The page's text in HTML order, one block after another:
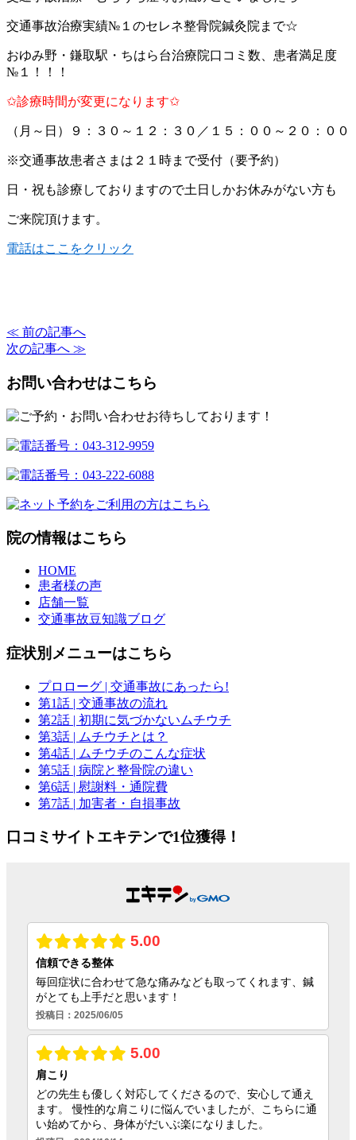
交通事故治療実績№１のセレネ整骨院鍼灸院まで☆
おゆみ野・鎌取駅・ちはら台治療院口コミ数、患者満足度
№１！！！
✩診療時間が変更になります✩
（月～日）９：３０～１２：３０／１５：００～２０：００
※交通事故患者さまは２１時まで受付（要予約）
日・祝も診療しておりますので土日しかお休みがない方も
ご来院頂けます。
電話はここをクリック
≪ 前の記事へ
次の記事へ ≫
お問い合わせはこちら
院の情報はこちら
HOME
患者様の声
店舗一覧
交通事故豆知識ブログ
症状別メニューはこちら
プロローグ | 交通事故にあったら!
第1話 | 交通事故の流れ
第2話 | 初期に気づかないムチウチ
第3話 | ムチウチとは？
第4話 | ムチウチのこんな症状
第5話 | 病院と整骨院の違い
第6話 | 慰謝料・通院費
第7話 | 加害者・自損事故
口コミサイトエキテンで1位獲得！